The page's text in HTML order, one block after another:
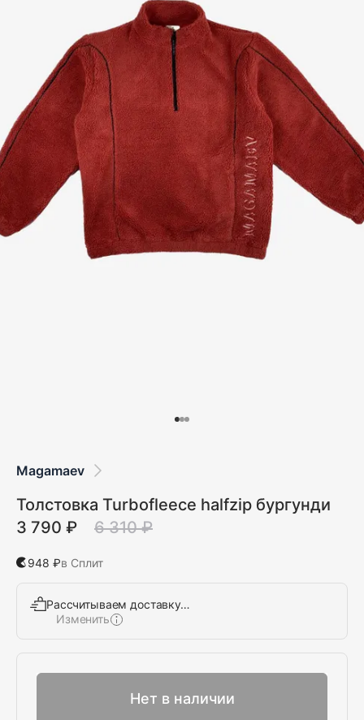
Magamaev
Толстовка Turbofleece halfzip бургунди
3 790 ₽
6 310 ₽
948 ₽в Сплит
Рассчитываем доставку…
Изменить
Нет в наличии